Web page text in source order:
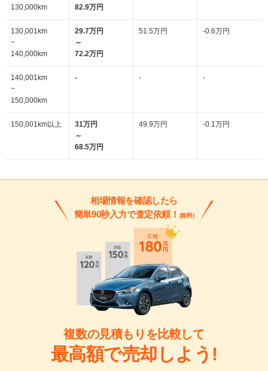
130,000km
82.9万円
130,001km
~
140,000km
29.7万円
～
72.2万円
51.5万円 -0.6万円
140,001km
~
150,000km
- - -
150,001km以上
31万円
～
68.5万円
49.9万円 -0.1万円
相場情報を確認したら
簡単90秒入力で査定依頼！ (無料)
複数の見積もりを比較して
最高額で売却しよう!